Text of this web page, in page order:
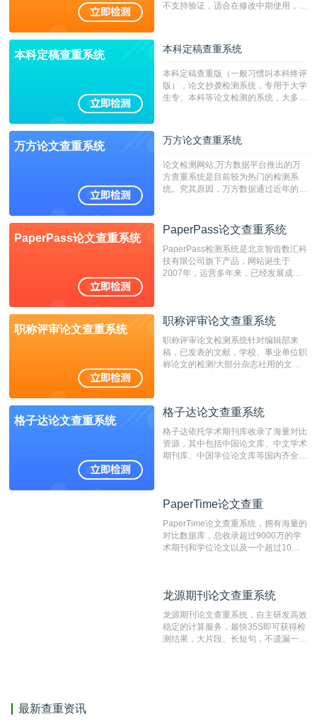
不支持验证，适合在修改中期使用，定
本科定稿查重系统 本科定稿查重系统
本科定稿查重版（一般习惯叫本科终评
版），论文抄袭检测系统，专用于大学
生专、本科等论文检测的系统，大多数
万方论文查重系统 万方论文查重系统
论文检测网站,万方数据平台推出的万
方查重系统是目前较为热门的检测系
统。究其原因，万方数据通过近年的发
检测系统，其真实性和权威性无可厚
非。其次，相对于知网而言，万方检测
费用少，上手容易，是学生初次论文查
重的推荐系统。
PaperPass论文查重系统
PaperPass论文查重系统
PaperPass检测系统是北京智齿数汇科
技有限公司旗下产品，网站诞生于
2007年，运营多年来，已经发展成为
检测速度快、精度高，市场反映良好。
职称评审论文查重系统
职称评审论文查重系统
职称评审论文检测系统针对编辑部来
稿，已发表的文献，学校、事业单位职
称论文的检测!大部分杂志社用的文献
编辑部检测来稿和已发表的文献,检测
测时注意填写第一作者,才能排除已发
表文献复制比。（限制字符数1万）
格子达论文查重系统
格子达论文查重系统
格子达依托学术期刊库收录了海量对比
资源，其中包括中国论文库、中文学术
期刊库、中国学位论文库等国内齐全的
系统，可检测中文、英文两种语言的论
PaperTime论文查重
PaperTime论文查重系统，拥有海量的
对比数据库，总收录超过9000万的学
术期刊和学位论文以及一个超过10亿
对，利用指纹索引快速而精准地在云检
有相似的片段，该项技术检测速度快、
准确率高，市场反映良好。
龙源期刊论文查重系统
龙源期刊论文查重系统，自主研发高效
稳定的计算服务，最快35S即可获得检
测结果，大片段、长短句，不遗漏一处
最新查重资讯